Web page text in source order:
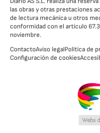
las obras y otras prestaciones
de lectura mecánica u otros
conformidad con el artículo
noviembre.
ContactoAviso legalPolítica de
Configuración de cookies